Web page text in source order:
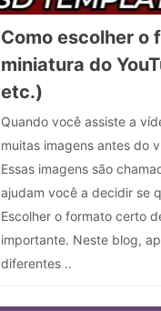
Como escolher o
miniatura do
etc.)
Quando você assiste a
muitas imagens antes do
Essas imagens são
ajudam você a decidir se
Escolher o formato certo
importante. Neste blog,
diferentes ..